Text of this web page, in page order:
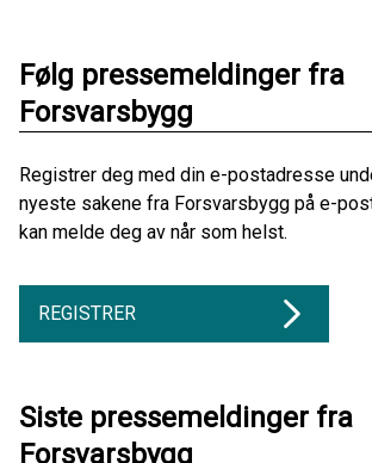
Følg pressemeldinger fra
Forsvarsbygg
Registrer deg med din e-postadresse
nyeste sakene fra Forsvarsbygg på e-
kan melde deg av når som helst.
REGISTRER
Siste pressemeldinger fra
Forsvarsbygg